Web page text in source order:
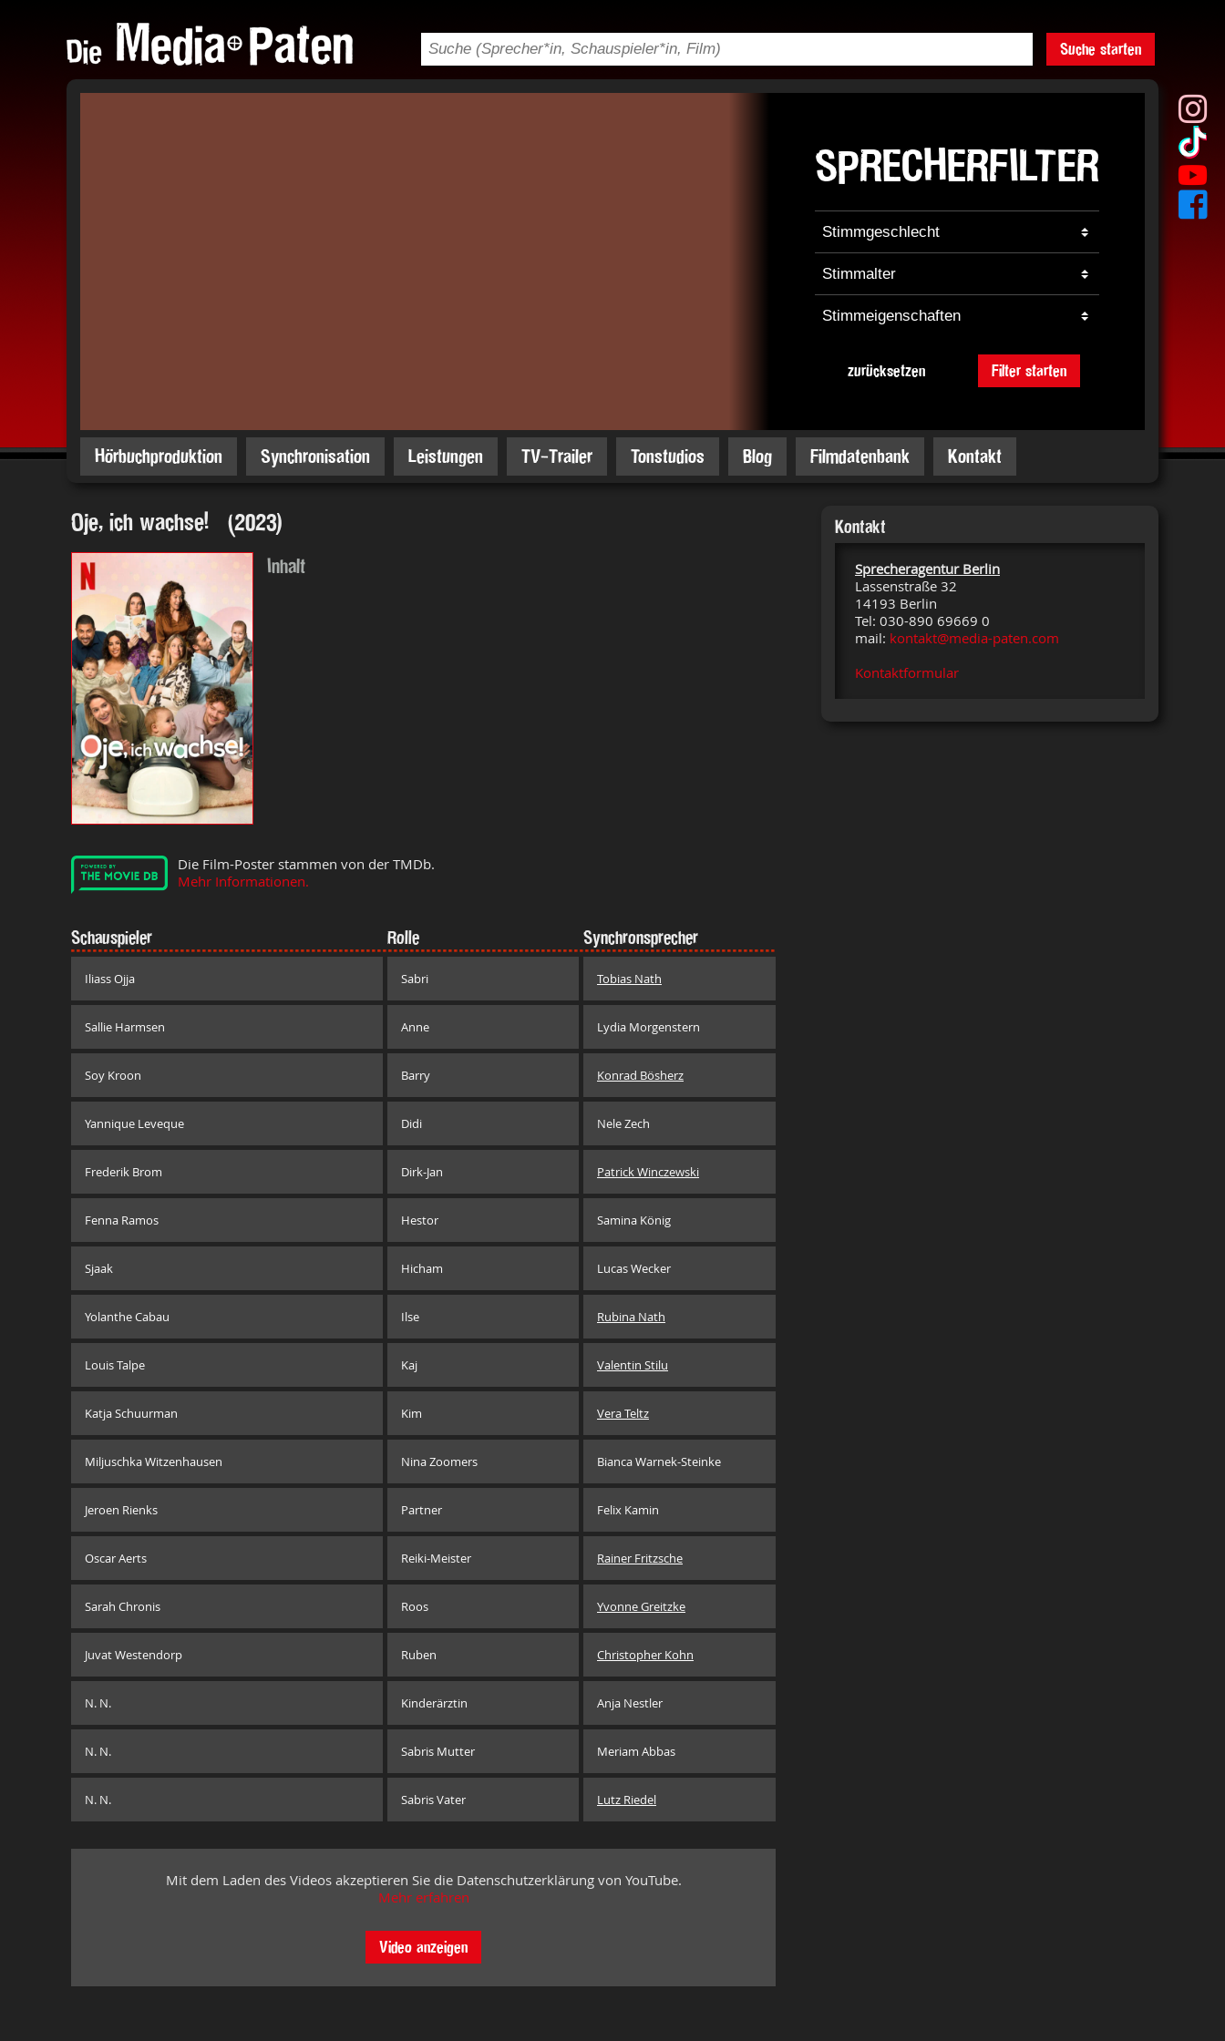
Suche starten
SPRECHERFILTER
zurücksetzen Filter starten
Hörbuchproduktion Synchronisation Leistungen TV-Trailer Tonstudios Blog Filmdatenbank Kontakt
Oje, ich wachse! (2023)
Inhalt
Die Film-Poster stammen von der TMDb.
Mehr Informationen.
Schauspieler Rolle Synchronsprecher
Iliass Ojja Sabri Tobias Nath
Sallie Harmsen Anne Lydia Morgenstern
Soy Kroon Barry Konrad Bösherz
Yannique Leveque Didi Nele Zech
Frederik Brom Dirk-Jan Patrick Winczewski
Fenna Ramos Hestor Samina König
Sjaak Hicham Lucas Wecker
Yolanthe Cabau Ilse Rubina Nath
Louis Talpe Kaj Valentin Stilu
Katja Schuurman Kim Vera Teltz
Miljuschka Witzenhausen Nina Zoomers Bianca Warnek-Steinke
Jeroen Rienks Partner Felix Kamin
Oscar Aerts Reiki-Meister Rainer Fritzsche
Sarah Chronis Roos Yvonne Greitzke
Juvat Westendorp Ruben Christopher Kohn
N. N. Kinderärztin Anja Nestler
N. N. Sabris Mutter Meriam Abbas
N. N. Sabris Vater Lutz Riedel
Mit dem Laden des Videos akzeptieren Sie die Datenschutzerklärung von YouTube.
Mehr erfahren
Video anzeigen
Kontakt
Sprecheragentur Berlin
Lassenstraße 32
14193 Berlin
Tel: 030-890 69669 0
mail: kontakt@media-paten.com
Kontaktformular